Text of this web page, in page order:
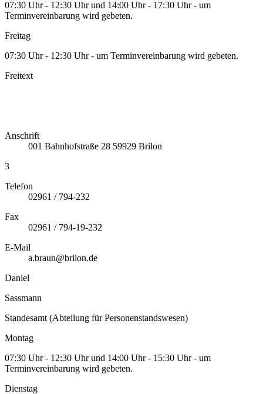
07:30 Uhr - 12:30 Uhr und 14:00 Uhr - 17:30 Uhr - um
Terminvereinbarung wird gebeten.
Freitag
07:30 Uhr - 12:30 Uhr - um Terminvereinbarung wird gebeten.
Freitext
Anschrift
001 Bahnhofstraße 28 59929 Brilon
3
Telefon
02961 / 794-232
Fax
02961 / 794-19-232
E-Mail
a.braun@brilon.de
Daniel
Sassmann
Standesamt (Abteilung für Personenstandswesen)
Montag
07:30 Uhr - 12:30 Uhr und 14:00 Uhr - 15:30 Uhr - um
Terminvereinbarung wird gebeten.
Dienstag